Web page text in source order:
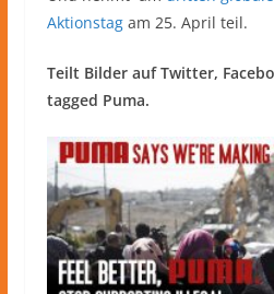
Aktionstagam 25. April teil.
Teilt Bilder auf Twitter,
tagged Puma.